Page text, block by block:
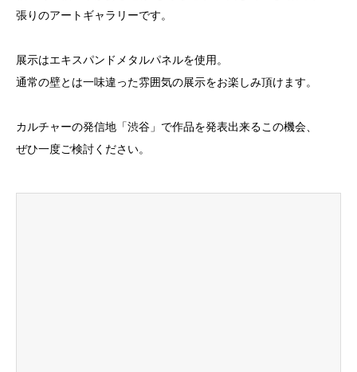
張りのアートギャラリーです。
展示はエキスパンドメタルパネルを使用。
通常の壁とは一味違った雰囲気の展示をお楽しみ頂けます。
カルチャーの発信地「渋谷」で作品を発表出来るこの機会、
ぜひ一度ご検討ください。